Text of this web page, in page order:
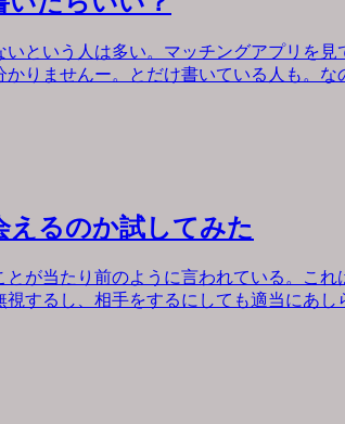
という人は多い。マッチングアプリを見
りませんー。とだけ書いている人も。な
えるのか試してみた
が当たり前のように言われている。これ
するし、相手をするにしても適当にあし